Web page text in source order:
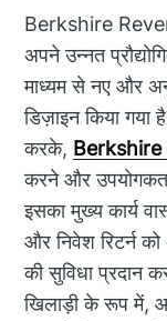
Berkshire
अपने उन्नत
माध्यम से नए और
डिज़ाइन किया
करके, Berkshire
करने और
इसका मुख्य कार्य
और निवेश रिटर्न
की सुविधा प्रदान
खिलाड़ी के रूप में,